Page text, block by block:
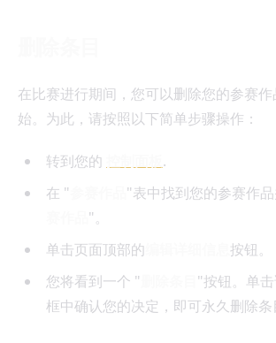
在比赛进行期间，您可以删除您的参赛
始。为此，请按照以下简单步骤操作：
转到您的
.
在 "
"表中找到您的参赛作
"。
单击页面顶部的
按钮。
您将看到一个 "
"按钮。单
框中确认您的决定，即可永久删除条